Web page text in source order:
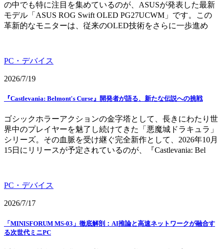
の中でも特に注目を集めているのが、ASUSが発表した最新
モデル「ASUS ROG Swift OLED PG27UCWM」です。この
革新的なモニターは、従来のOLED技術をさらに一歩進め
PC・デバイス
2026/7/19
『Castlevania: Belmont's Curse』開発者が語る、新たな伝説への挑戦
ゴシックホラーアクションの金字塔として、長きにわたり世
界中のプレイヤーを魅了し続けてきた「悪魔城ドラキュラ」
シリーズ。その血脈を受け継ぐ完全新作として、2026年10月
15日にリリースが予定されているのが、『Castlevania: Bel
PC・デバイス
2026/7/17
「MINISFORUM MS-03」徹底解剖：AI推論と高速ネットワークが融合す
る次世代ミニPC